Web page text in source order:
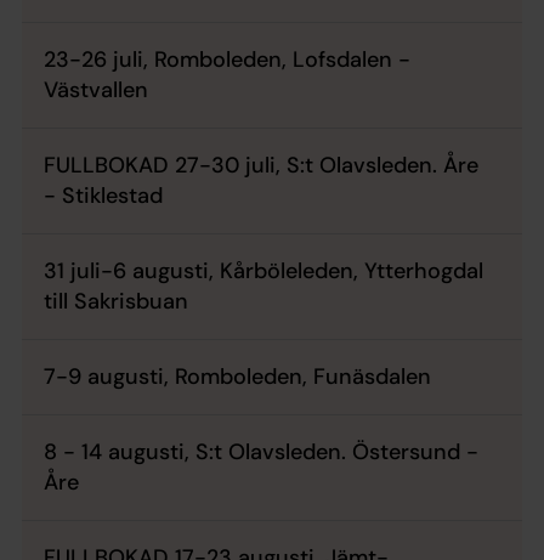
23-26 juli, Romboleden, Lofsdalen -
Västvallen
FULLBOKAD 27-30 juli, S:t Olavsleden. Åre
- Stiklestad
31 juli-6 augusti, Kårböleleden, Ytterhogdal
till Sakrisbuan
7-9 augusti, Romboleden, Funäsdalen
8 - 14 augusti, S:t Olavsleden. Östersund -
Åre